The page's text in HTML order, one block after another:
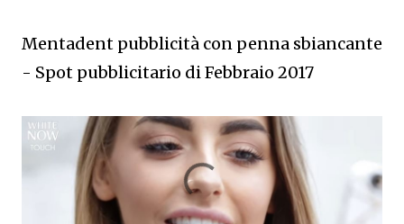
Mentadent pubblicità con penna sbiancante
- Spot pubblicitario di Febbraio 2017